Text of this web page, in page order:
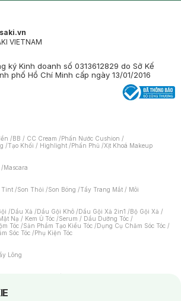
VIETNAM
ký Kinh doanh số 0313612829 do Sở Kế
phố Hồ Chí Minh cấp ngày 13/01/2016
/BB / CC Cream /Phấn Nước Cushion /
/Tạo Khối / Highlight /Phấn Phủ /Xịt Khoá Makeup
/Mascara
Tint /Son Thỏi /Son Bóng /Tẩy Trang Mắt / Môi
/Dầu Xả /Dầu Gội Khô /Dầu Gội Xả 2in1 /Bộ Gội Xả /
Nạ / Kem Ủ Tóc /Serum / Dầu Dưỡng Tóc /
Tóc /Sản Phẩm Tạo Kiểu Tóc /Dụng Cụ Chăm Sóc Tóc /
Sóc Tóc /Phụ Kiện Tóc
Lông
usage